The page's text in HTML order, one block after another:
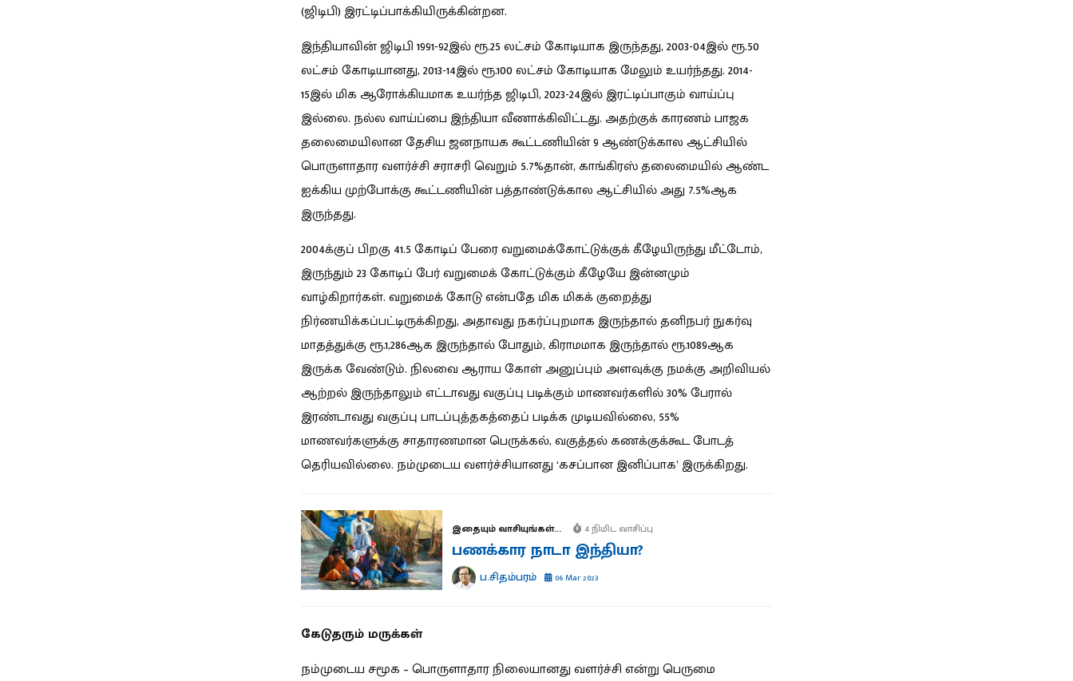
(ஜிடிபி) இரட்டிப்பாக்கியிருக்கின்றன.
இந்தியாவின் ஜிடிபி 1991-92இல் ரூ.25 லட்சம் கோடியாக இருந்தது, 2003-04இல் ரூ.50
லட்சம் கோடியானது, 2013-14இல் ரூ.100 லட்சம் கோடியாக மேலும் உயர்ந்தது. 2014-
15இல் மிக ஆரோக்கியமாக உயர்ந்த ஜிடிபி, 2023-24இல் இரட்டிப்பாகும் வாய்ப்பு
இல்லை. நல்ல வாய்ப்பை இந்தியா வீணாக்கிவிட்டது. அதற்குக் காரணம் பாஜக
தலைமையிலான தேசிய ஜனநாயக கூட்டணியின் 9 ஆண்டுக்கால ஆட்சியில்
பொருளாதார வளர்ச்சி சராசரி வெறும் 5.7%தான், காங்கிரஸ் தலைமையில் ஆண்ட
ஐக்கிய முற்போக்கு கூட்டணியின் பத்தாண்டுக்கால ஆட்சியில் அது 7.5%ஆக
இருந்தது.
2004க்குப் பிறகு 41.5 கோடிப் பேரை வறுமைக்கோட்டுக்குக் கீழேயிருந்து மீட்டோம்,
இருந்தும் 23 கோடிப் பேர் வறுமைக் கோட்டுக்கும் கீழேயே இன்னமும்
வாழ்கிறார்கள். வறுமைக் கோடு என்பதே மிக மிகக் குறைத்து
நிர்ணயிக்கப்பட்டிருக்கிறது, அதாவது நகர்ப்புறமாக இருந்தால் தனிநபர் நுகர்வு
மாதத்துக்கு ரூ.1,286ஆக இருந்தால் போதும், கிராமமாக இருந்தால் ரூ.1089ஆக
இருக்க வேண்டும். நிலவை ஆராய கோள் அனுப்பும் அளவுக்கு நமக்கு அறிவியல்
ஆற்றல் இருந்தாலும் எட்டாவது வகுப்பு படிக்கும் மாணவர்களில் 30% பேரால்
இரண்டாவது வகுப்பு பாடப்புத்தகத்தைப் படிக்க முடியவில்லை, 55%
மாணவர்களுக்கு சாதாரணமான பெருக்கல், வகுத்தல் கணக்குக்கூட போடத்
தெரியவில்லை. நம்முடைய வளர்ச்சியானது ‘கசப்பான இனிப்பாக’ இருக்கிறது.
இதையும் வாசியுங்கள்... 4 நிமிட வாசிப்பு
பணக்கார நாடா இந்தியா?
ப.சிதம்பரம் 06 Mar 2023
கேடுதரும் மருக்கள்
நம்முடைய சமூக – பொருளாதார நிலையானது வளர்ச்சி என்று பெருமை